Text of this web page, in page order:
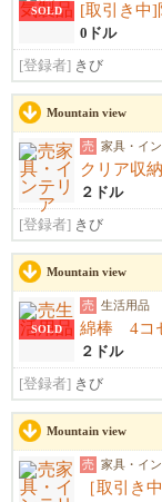
SOLD [取引き中
0ドル
[登録者] きび
Mountain view
売 家具・イ
クリア収
２ドル
[登録者] きび
Mountain view
SOLD
売 生活用品
綿棒 4コ
２ドル
[登録者] きび
Mountain view
売 家具・イ
［取引き